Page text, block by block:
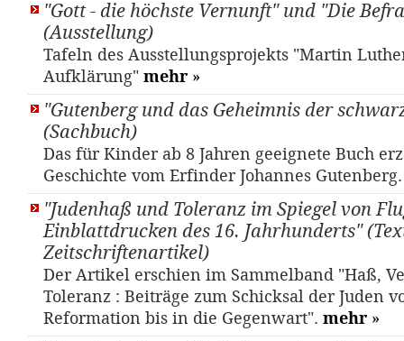
"Gott - die höchste Vernunft" und "Die
(Ausstellung)
Tafeln des Ausstellungsprojekts "Martin
Aufklärung" mehr »
"Gutenberg und das Geheimnis der
(Sachbuch)
Das für Kinder ab 8 Jahren geeignete Buch
Geschichte vom Erfinder Johannes
"Judenhaß und Toleranz im Spiegel von
Einblattdrucken des 16. Jahrhunderts"
Zeitschriftenartikel)
Der Artikel erschien im Sammelband "Haß,
Toleranz : Beiträge zum Schicksal der Juden
Reformation bis in die Gegenwart". mehr »